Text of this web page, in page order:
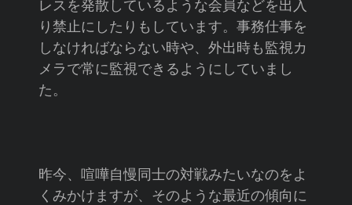
レスを発散しているような会員などを出入
り禁止にしたりもしています。事務仕事を
しなければならない時や、外出時も監視カ
メラで常に監視できるようにしていまし
た。
昨今、喧嘩自慢同士の対戦みたいなのをよ
くみかけますが、そのような最近の傾向に